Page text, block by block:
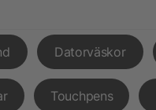
Datorväskor
Touchpens